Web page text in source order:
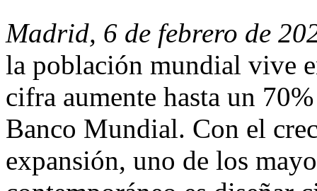
Madrid, 6 de febrero de
la población mundial vive
cifra aumente hasta un
Banco Mundial. Con el
expansión, uno de los